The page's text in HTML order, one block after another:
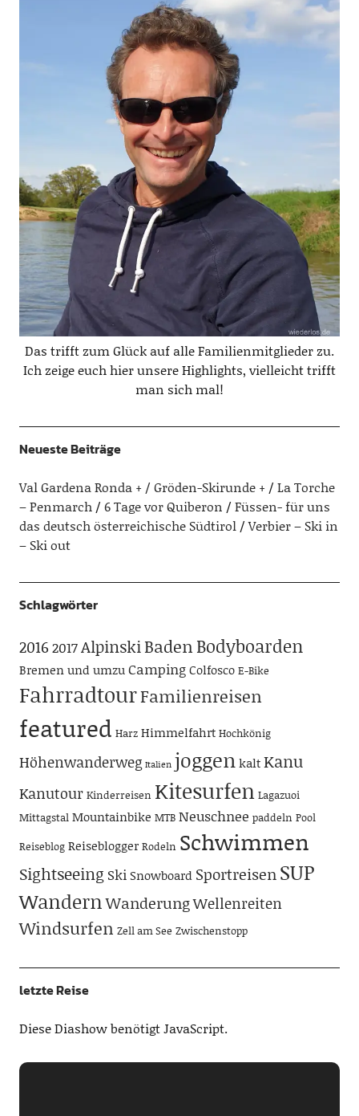
Das trifft zum Glück auf alle Familienmitglieder zu.
Ich zeige euch hier unsere Highlights, vielleicht trifft
man sich mal!
Neueste Beiträge
Val Gardena Ronda + / Gröden-Skirunde +
La Torche
– Penmarch
6 Tage vor Quiberon
Füssen- für uns
das deutsch österreichische Südtirol
Verbier – Ski in
– Ski out
Schlagwörter
2016 2017AlpinskiBaden Bodyboarden
Bremen und umzuCampingColfosco E-Bike
FahrradtourFamilienreisen
featured Harz Himmelfahrt Hochkönig
Höhenwanderweg Italien joggenkaltKanu
Kanutour Kinderreisen Kitesurfen Lagazuoi
Mittagstal Mountainbike MTB Neuschnee paddeln Pool
Reiseblog Reiseblogger Rodeln Schwimmen
Sightseeing Ski Snowboard SportreisenSUP
WandernWanderungWellenreiten
Windsurfen Zell am See Zwischenstopp
letzte Reise
Diese Diashow benötigt JavaScript.